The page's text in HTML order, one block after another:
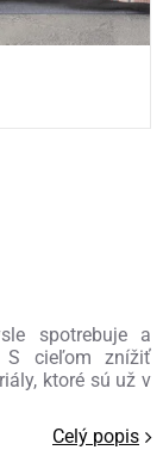
spotrebuje a
S cieľom znížiť
ktoré sú už v
Celý popis